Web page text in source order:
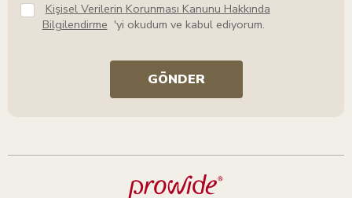
Kişisel Verilerin Korunması Kanunu Hakkında
Bilgilendirme 'yi okudum ve kabul ediyorum.
GÖNDER